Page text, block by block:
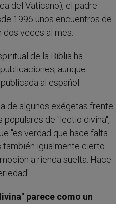
del Vaticano), el padre
1996 unos encuentros de
dos veces al mes.
de la Biblia ha
aunque
al español.
de algunos exégetas frente
populares de "lectio divina",
"es verdad que hace falta
también igualmente cierto
a rienda suelta. Hace
parece como un